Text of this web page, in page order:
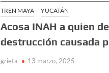
TREN MAYA
YUCATÁN
Acosa INAH a quien
destrucción causada
grieta 13 marzo, 2025